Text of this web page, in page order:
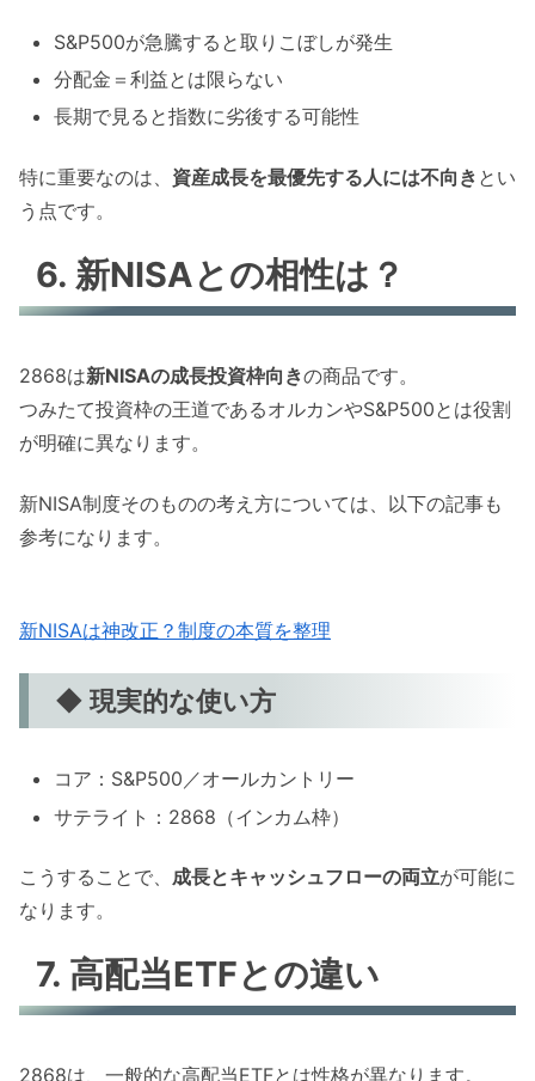
S&P500が急騰すると取りこぼしが発生
分配金＝利益とは限らない
長期で見ると指数に劣後する可能性
特に重要なのは、 資産成長を最優先する人には不向き とい
う点です。
6. 新NISAとの相性は？
2868は新NISAの成長投資枠向きの商品です。
つみたて投資枠の王道であるオルカンやS&P500とは役割
が明確に異なります。
新NISA制度そのものの考え方については、以下の記事も
参考になります。
新NISAは神改正？制度の本質を整理
◆ 現実的な使い方
コア：S&P500／オールカントリー
サテライト：2868（インカム枠）
こうすることで、 成長とキャッシュフローの両立が可能に
なります。
7. 高配当ETFとの違い
2868は、一般的な高配当ETFとは性格が異なります。